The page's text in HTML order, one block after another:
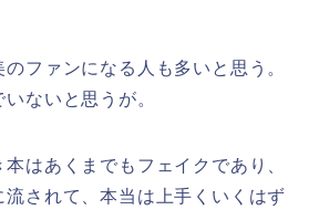
ファンになる人も多いと思う。
ないと思うが。
はあくまでもフェイクであり、
流されて、本当は上手くいくはず